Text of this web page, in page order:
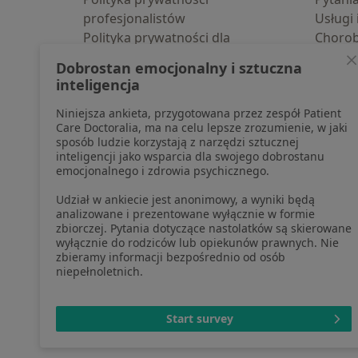
profesjonalistów
Polityka prywatności dla
pozyskaliśmy samodzielnie
Polityka cookies
Jak działają wyniki wyszukiwania
Dostępność
O nas
Praca Rekrutujemy!
Partnerzy
Centrum prasowe
Kontakt
Pomoc
Blog
otwiera się w
otwiera
Dobrostan emocjonalny i sztuczna
inteligencja
Niniejsza ankieta, przygotowana przez zespół Patient
Care Doctoralia, ma na celu lepsze zrozumienie, w jaki
sposób ludzie korzystają z narzędzi sztucznej
inteligencji jako wsparcia dla swojego dobrostanu
emocjonalnego i zdrowia psychicznego.
Udział w ankiecie jest anonimowy, a wyniki będą
analizowane i prezentowane wyłącznie w formie
zbiorczej. Pytania dotyczące nastolatków są skierowane
wyłącznie do rodziców lub opiekunów prawnych. Nie
zbieramy informacji bezpośrednio od osób
niepełnoletnich.
Start survey